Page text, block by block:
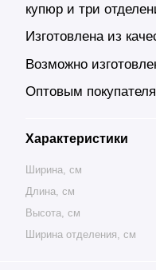
купюр и три
Изготовлена из
Возможно
Оптовым
Характеристики
Ширина, см
Длина, см
Высота, см
Ширина отделения, см